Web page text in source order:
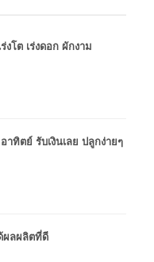
งโต เร่งดอก ผักงาม
าทิตย์ รับเงินเลย ปลูกง่ายๆ
ผลผลิตที่ดี